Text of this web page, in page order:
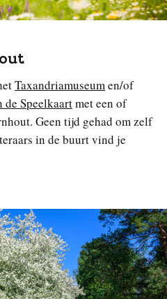
Taxandriamuseum en/of
de Speelkaartmet een of
Geen tijd gehad om zelf
in de buurt vind je